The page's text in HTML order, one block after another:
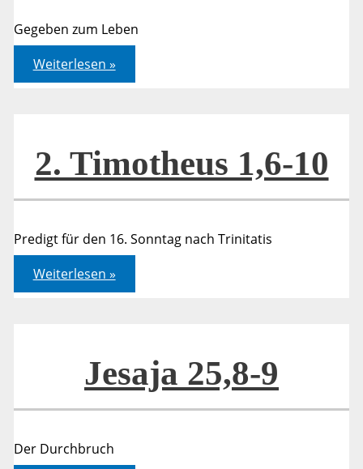
Gegeben zum Leben
2.
Timotheus
1,6-
Weiterlesen »
2. Timotheus 1,6-10
Predigt für den 16. Sonntag nach Trinitatis
2.
Timotheus
1,6-
Weiterlesen »
Jesaja 25,8-9
Der Durchbruch